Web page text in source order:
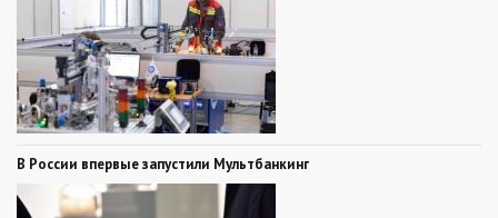
В России впервые запустили Мультбанкинг